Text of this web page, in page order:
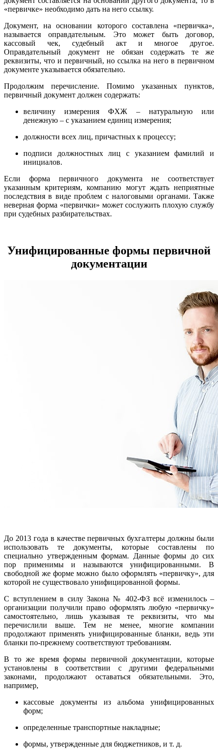
«первичке» необходимо дать на него ссылку.
Документ, на основании которого составлена «первичка»,
называется оправдательным. Это может быть договор,
кассовый чек, судебный акт и многое другое.
Оправдательный документ не обязан содержать те же
реквизиты, что и первичный, но ссылка на него в первичном
документе указывается обязательно.
Продолжим перечисление. Помимо указанных пунктов,
первичный документ должен содержать:
величину измерения ФХЖ – натуральную или
денежную – с указанием единиц измерения;
должности всех лиц, причастных к процессу;
подписи должностных лиц с указанием фамилий и
инициалов.
Если форма первичного документа не соответствует
указанным критериям, компанию могут ждать неприятные
последствия в виде проблем с налоговыми органами. Также
неверная форма «первички» может сослужить плохую службу
при судебных разбирательствах.
Унифицированные формы первичной
документации
До 2013 года в качестве первичных бухгалтеры должны были
использовать те документы, которые составлены по
специально утвержденным формам. Данные формы до сих
пор применимы и называются унифицированными. В
свободной же форме можно было оформлять «первичку», для
которой не существовало унифицированной формы.
С вступлением в силу Закона № 402-ФЗ всё изменилось –
организации получили право оформлять любую «первичку»
самостоятельно, лишь указывая те реквизиты, что мы
перечислили выше. Тем не менее, многие компании
продолжают применять унифицированные бланки, ведь эти
бланки по-прежнему соответствуют требованиям.
В то же время формы первичной документации, которые
установлены в соответствии с другими федеральными
законами, продолжают оставаться обязательными. Это,
например,
кассовые документы из альбома унифицированных
форм;
определенные транспортные накладные;
формы, утвержденные для бюджетников, и т. д.